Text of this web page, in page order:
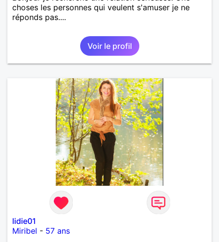
choses les personnes qui veulent s'amuser je ne
réponds pas....
Voir le profil
lidie01
Miribel - 57 ans